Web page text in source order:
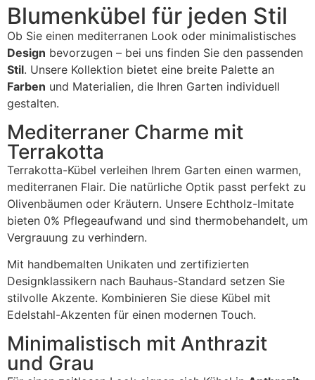
Blumenkübel für jeden Stil
Ob Sie einen mediterranen Look oder minimalistisches
Design bevorzugen – bei uns finden Sie den passenden
Stil. Unsere Kollektion bietet eine breite Palette an
Farben und Materialien, die Ihren Garten individuell
gestalten.
Mediterraner Charme mit
Terrakotta
Terrakotta-Kübel verleihen Ihrem Garten einen warmen,
mediterranen Flair. Die natürliche Optik passt perfekt zu
Olivenbäumen oder Kräutern. Unsere Echtholz-Imitate
bieten 0% Pflegeaufwand und sind thermobehandelt, um
Vergrauung zu verhindern.
Mit handbemalten Unikaten und zertifizierten
Designklassikern nach Bauhaus-Standard setzen Sie
stilvolle Akzente. Kombinieren Sie diese Kübel mit
Edelstahl-Akzenten für einen modernen Touch.
Minimalistisch mit Anthrazit
und Grau